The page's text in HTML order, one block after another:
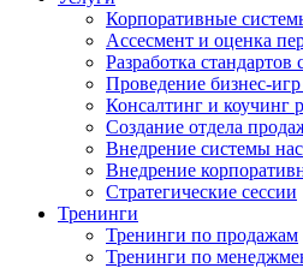
Корпоративные
Ассесмент и оценка
Разработка стандартов
Проведение бизнес-
Консалтинг и коучинг
Создание отдела
Внедрение системы
Внедрение
Стратегические сессии
Тренинги
Тренинги по продажам
Тренинги по